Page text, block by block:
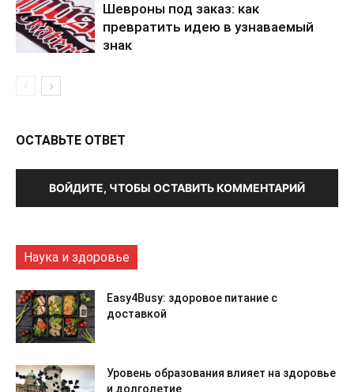
Шевроны под заказ: как
превратить идею в узнаваемый
знак
ОСТАВЬТЕ ОТВЕТ
ВОЙДИТЕ, ЧТОБЫ ОСТАВИТЬ КОММЕНТАРИЙ
Наука и здоровье
Easy4Busy: здоровое питание с
доставкой
Уровень образования влияет на здоровье
и долголетие